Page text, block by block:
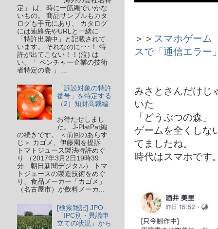
＞＞ スマホゲーム
スで「通信エラー
みさとさんだけじ
いた
「どうぶつの森」
ゲームを全くしな
てましたね。
時代はスマホです
定」 は、時に一筋縄でいかな
いもの。 商品サンプルもカタ
ログも手元にあり、 カタログ
には連絡先やURLと一緒に
「特許出願中」と記載されて
います。 それなのに･･･！ 特
許が出てこない！！(泣) は
い、「 ベンチャー企業の技術
者特定の巻 」 ...
「訴訟対象の特許
番号」を特定する
（2）知財高裁編
お待たせしまし
た。 J-PlatPat編
の続きです。 ＜前回のあらす
じ＞ カゴメ、伊藤園を提訴
トマトジュース製法特許めぐ
り （2017年3月2日19時39
分 朝日新聞デジタル） トマ
トジュースの製造技術をめぐ
り、食品メーカー「カゴメ」
（名古屋市）が飲料メーカ...
[検索雑記] JPO
「IPC別・異議申
立ての状況」から